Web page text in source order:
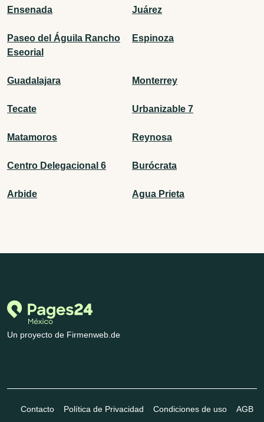
Ensenada Juárez
Paseo del Águila Rancho
Eseorial
Espinoza
Guadalajara Monterrey
Tecate Urbanizable 7
Matamoros Reynosa
Centro Delegacional 6 Burócrata
Arbide Agua Prieta
Un proyecto de Firmenweb.de
Contacto Política de Privacidad Condiciones de uso
AGB